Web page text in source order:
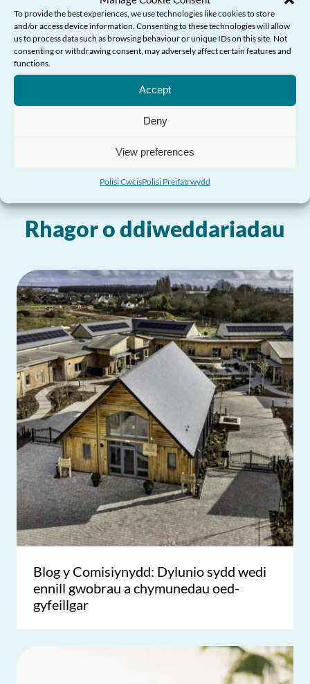
To provide the best experiences, we use technologies like cookies to store
and/or access device information. Consenting to these technologies will allow
us to process data such as browsing behaviour or unique IDs on this site. Not
consenting or withdrawing consent, may adversely affect certain features and
functions.
Accept
Deny
View preferences
Polisi CwcisPolisi Preifatrwydd
Angen Help?
gofal wrth galon trafodaethau, dadleuon a
phenderfyniadau ynghylch dyfodol gofal
cymdeithasol yng Nghymru.”
Rhannwch eich profiadau
Rhagor o ddiweddariadau
Blog y Comisiynydd: Dylunio sydd wedi
ennill gwobrau a chymunedau oed-
gyfeillgar